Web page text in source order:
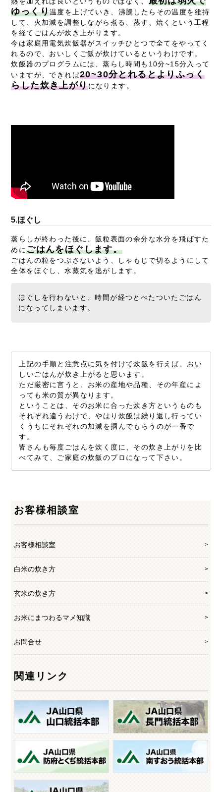
ゆっくり温度を上げていき、沸騰したらその温度を維持
して、火加減を調整しながら煮る、蒸す、焼くという工程
を経てごはんが炊き上がります。
今は家庭用電気炊飯器がスイッチひとつで全てをやってく
れるので、おいしくご飯が炊けているというわけです。
炊飯器のプログラムには、蒸らし時間も10分~15分入って
いますが、できれば20~30分とれるとよりふっく
らした炊き上がりになります。
5.ほぐし
蒸らしが終わった後に、飯粒表面の余分な水分を飛ばすた
めにごはんをほぐします。
ごはんの粒をつぶさないよう、しゃもじで切るようにして
全体をほぐし、水蒸気を逃がします。
ほぐしを行わないと、時間が経つとべたついたごはん
になってしまいます。
上記の手順と注意点に気を付けて炊飯を行えば、おい
しいごはんが炊き上がると思います。
ただ厳密に言うと、お米の産地や品種、その年産によ
っても米の質が異なります。
ということは、そのお米に合った炊き方というものも
それぞれ違うわけで、やはり炊飯は繰り返し行ってい
くうちにそれぞれの加減を掴んでもらうのが一番で
す。
皆さんも毎度ごはんを炊く度に、その炊き上がりを比
べてみて、ご家庭の炊飯のプロになって下さい。
お客様相談室
お客様相談室
白米の炊き方
玄米の炊き方
お米にまつわるマメ知識
お問合せ
関連リンク